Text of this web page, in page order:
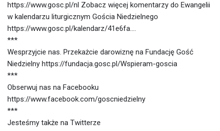
https://www.gosc.pl/nl Zobacz więcej komentarzy do Ewangelii
w kalendarzu liturgicznym Gościa Niedzielnego
https://www.gosc.pl/kalendarz/41e6fa….
***
Wesprzyjcie nas. Przekażcie darowiznę na Fundację Gość
Niedzielny https://fundacja.gosc.pl/Wspieram-goscia
***
Obserwuj nas na Facebooku
https://www.facebook.com/goscniedzielny
***
Jesteśmy także na Twitterze